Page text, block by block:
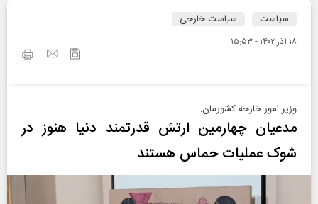
سیاست سیاست خارجی
۱۸ آذر ۱۴۰۲ - ۱۵:۵۳
وزیر امور خارجه کشورمان:
مدعیان چهارمین ارتش قدرتمند دنیا هنوز در
شوک عملیات حماس هستند